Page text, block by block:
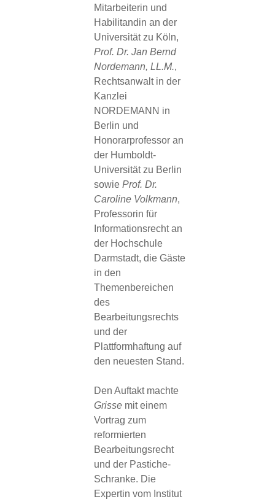
Mitarbeiterin und
Habilitandin an der
Universität zu Köln,
Prof. Dr. Jan Bernd
Nordemann, LL.M.,
Rechtsanwalt in der
Kanzlei
NORDEMANN in
Berlin und
Honorarprofessor an
der Humboldt-
Universität zu Berlin
sowie Prof. Dr.
Caroline Volkmann,
Professorin für
Informationsrecht an
der Hochschule
Darmstadt, die Gäste
in den
Themenbereichen
des
Bearbeitungsrechts
und der
Plattformhaftung auf
den neuesten Stand.
Den Auftakt machte
Grissemit einem
Vortrag zum
reformierten
Bearbeitungsrecht
und der Pastiche-
Schranke. Die
Expertin vom Institut